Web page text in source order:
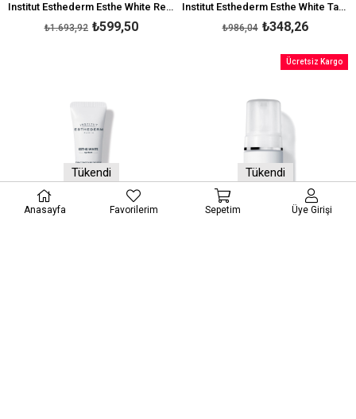
Institut Esthederm Esthe White Regenerating Night Care 50 ml
₺599,50
₺1.693,92
Institut Esthederm Esthe White Targeted Dark Spots Concentrate 9 ml
₺348,26
₺986,04
Tükendi Tükendi
Ücretsiz Kargo
Anasayfa Favorilerim Sepetim Üye Girişi